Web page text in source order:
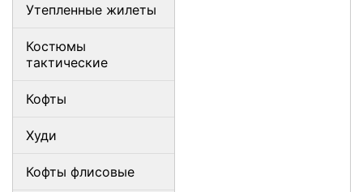
Утепленные жилеты
Костюмы
тактические
Кофты
Худи
Кофты флисовые